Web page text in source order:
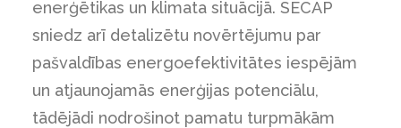
enerģētikas un klimata situācijā. SECAP
sniedz arī detalizētu novērtējumu par
pašvaldības energoefektivitātes iespējām
un atjaunojamās enerģijas potenciālu,
tādējādi nodrošinot pamatu turpmākām